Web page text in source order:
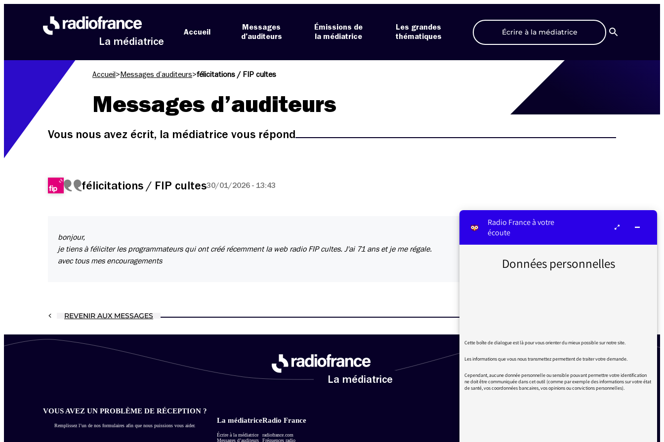
La médiatrice
Accueil
Messages
d’auditeurs
Émissions de
la médiatrice
Les grandes
thématiques
Écrire à la médiatrice
Recherche
Accueil > Messages d’auditeurs>félicitations / FIP cultes
Messages d’auditeurs
Vous nous avez écrit, la médiatrice vous répond
félicitations / FIP cultes30/01/2026 - 13:43
bonjour,
je tiens à féliciter les programmateurs qui ont créé récemment la web radio FIP cultes. J'ai 71 ans et je me régale.
avec tous mes encouragements
REVENIR AUX MESSAGES
La médiatrice
VOUS AVEZ UN PROBLÈME DE RÉCEPTION ?
Remplissez l’un de nos formulaires afin que nous puissions vous aider.
La médiatrice
Écrire à la médiatrice
Messages d’auditeurs
Radio France
radiofrance.com
Fréquences radio
Radio France à votre
écoute
Données personnelles
Cette boîte de dialogue est là pour vous orienter du mieux possible sur notre site.
Les informations que vous nous transmettez permettent de traiter votre demande.
Cependant, aucune donnée personnelle ou sensible pouvant permettre votre identification
ne doit être communiquée dans cet outil (comme par exemple des informations sur votre état
de santé, vos coordonnées bancaires, vos opinions ou convictions personnelles).